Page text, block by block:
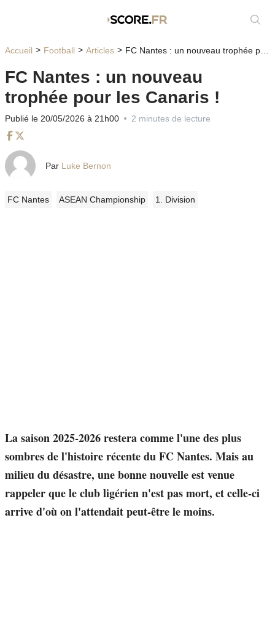
Accueil Football Articles FC Nantes : un nouveau trophée pour les Canaris !
FC Nantes : un nouveau
trophée pour les Canaris !
Publié le 20/05/2026 à 21h00 2 minutes de lecture
Par Luke Bernon
FC Nantes ASEAN Championship 1. Division
La saison 2025-2026 restera comme l'une des plus
sombres de l'histoire récente du FC Nantes. Mais au
milieu du désastre, une bonne nouvelle est venue
rappeler que le club ligérien n'est pas mort, et celle-ci
arrive d'où on l'attendait peut-être le moins.